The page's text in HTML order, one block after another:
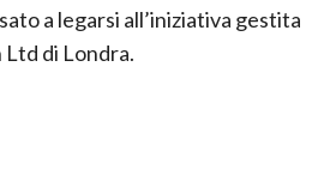
a legarsi all’iniziativa gestita
Ltd di Londra.